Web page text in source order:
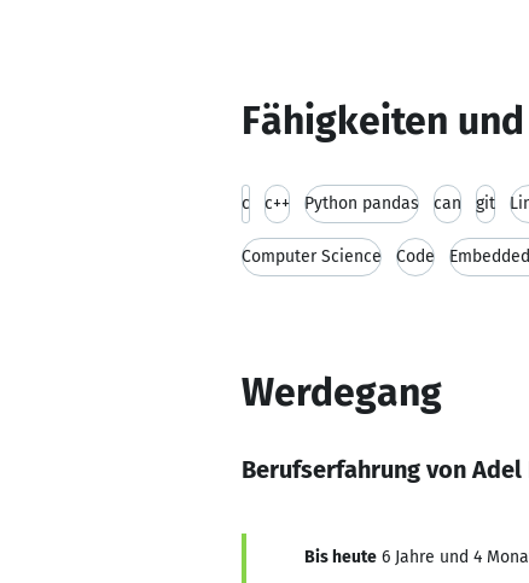
Fähigkeiten
c c++ Python pandas can git
Computer Science Code
Werdegang
Berufserfahrung von Adel
Bis heute 6 Jahre und 4